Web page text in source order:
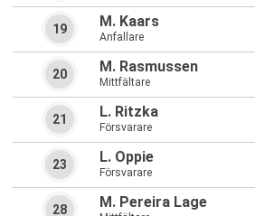
M. Kaars
Anfallare
19
M. Rasmussen
Mittfältare
20
L. Ritzka
Försvarare
21
L. Oppie
Försvarare
23
M. Pereira Lage
28